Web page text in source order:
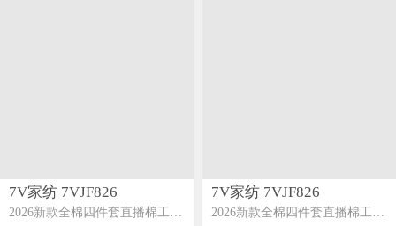
7V家纺 7VJF826 7V家纺 7VJF826